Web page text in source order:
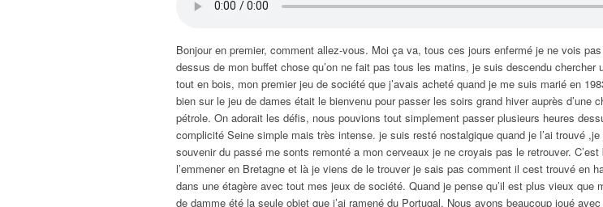
Bonjour en premier, comment allez-vous. Moi ça va, tous ces jours enfermé je ne vois
dessus de mon buffet chose qu’on ne fait pas tous les matins, je suis descendu
tout en bois, mon premier jeu de société que j’avais acheté quand je me suis marié en
bien sur le jeu de dames était le bienvenu pour passer les soirs grand hiver auprès d’une
pétrole. On adorait les défis, nous pouvions tout simplement passer plusieurs heures
complicité Seine simple mais très intense. je suis resté nostalgique quand je l’ai trouvé
souvenir du passé me sonts remonté a mon cerveaux je ne croyais pas le retrouver.
l’emmener en Bretagne et là je viens de le trouver je sais pas comment il cest trouvé en
dans une étagère avec tout mes jeux de société. Quand je pense qu’il est plus vieux
de damme été la seule objet que j’ai ramené du Portugal. Nous avons beaucoup joué